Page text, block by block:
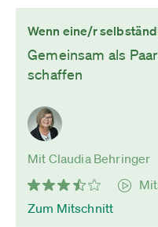
Wenn eine/r
Gemeinsam als
schaffen
Mit Claudia Behringer
Zum Mitschnitt